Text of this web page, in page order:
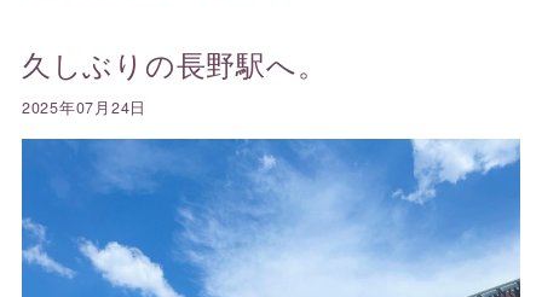
久しぶりの長野駅へ。
2025年07月24日